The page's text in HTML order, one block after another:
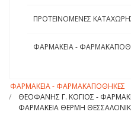
ΠΡΟΤΕΙΝΟΜΕΝΕΣ
ΦΑΡΜΑΚΕΙΑ -
ΦΑΡΜΑΚΕΙΑ - ΦΑΡΜΑΚΑΠΟΘΗΚΕΣ
ΘΕΟΦΑΝΗΣ Γ. ΚΟΓΙΟΣ -
ΦΑΡΜΑΚΕΙΑ ΘΕΡΜΗ